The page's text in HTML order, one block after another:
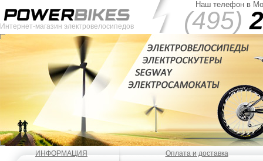
Интернет-магазин электровелосипедов
Наш телефон в
(495)
ИНФОРМАЦИЯ Оплата и доставка